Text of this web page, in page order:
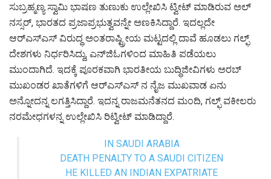
ಸುಬ್ರಹ್ಮಣ್ಯ ಸ್ವಾಮಿ ಭಾಷಣ ತುಣುಕು ಉಲ್ಲೇಖಿಸಿ ಟ್ವೀಟ್‌ ಮಾಡಿರುವ ಅಲ್‌
ನಸ್ಸರ್‌, ಭಾರತದ ಪ್ರಜಾಪ್ರಭುತ್ವವನ್ನೇ ಅಣಕಿಸಿದ್ದಾರೆ. ಇದಲ್ಲದೇ
ಆರ್‌ಎಸ್‌ಎಸ್‌ ವಿರುದ್ಧ ಅಂತರಾಷ್ಟ್ರೀಯ ಮಟ್ಟದಲ್ಲಿ ದಾವೆ ಹೂಡಲು ಗಲ್ಫ್‌
ದೇಶಗಳು ನಿರ್ಧರಿಸಿದ್ದು, ಎನ್‌ಜಿಓಗಳಿಂದ ಮಾಹಿತಿ ಪಡೆಯಲು
ಮುಂದಾಗಿದೆ. ಇದಕ್ಕೆ ಪೂರಕವಾಗಿ ಭಾರತೀಯ ಬುದ್ಧಿಜೀವಿಗಳು ಅರಬ್‌
ಮುಖಂಡರ ಖಾತೆಗಳಿಗೆ ಆರ್‌ಎಸ್‌ಎಸ್‌ ನ ನೈಜ ಮುಖವಾಡ ಏನು
ಅನ್ನೋದನ್ನ ಲಗತ್ತಿಸಿದ್ದಾರೆ. ಇದನ್ನ ರಾಜಮನೆತನದ ಮಂದಿ, ಗಲ್ಫ್‌ ವಕೀಲರು
ನರಮೇಧಗಳನ್ನ ಉಲ್ಲೇಖಿಸಿ ರಿಟ್ವೀಟ್‌ ಮಾಡಿದ್ದಾರೆ.
IN SAUDI ARABIA
DEATH PENALTY TO A SAUDI CITIZEN
HE KILLED AN INDIAN EXPATRIATE